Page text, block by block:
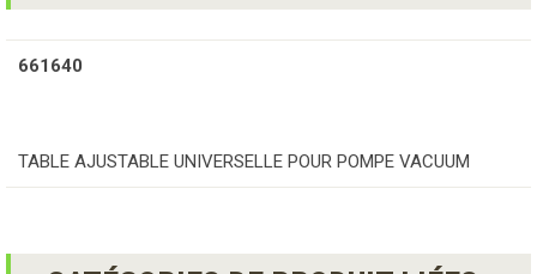
661640
TABLE AJUSTABLE UNIVERSELLE POUR POMPE VACUUM